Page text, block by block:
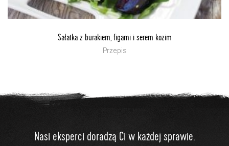
Sałatka z burakiem, figami i serem kozim
Przepis
Nasi eksperci doradzą Ci w każdej sprawie.